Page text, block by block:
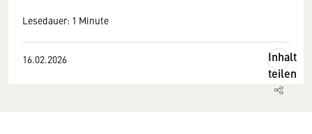
Lesedauer: 1 Minute
16.02.2026
Inhalt
teilen